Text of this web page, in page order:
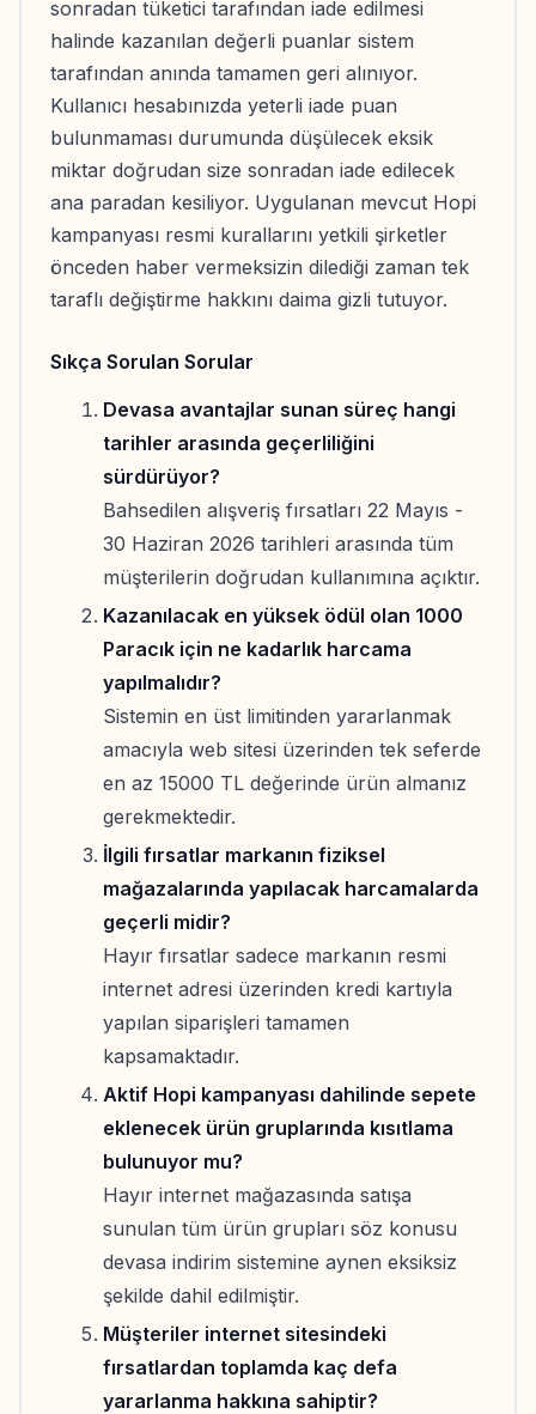
sonradan tüketici tarafından iade edilmesi
halinde kazanılan değerli puanlar sistem
tarafından anında tamamen geri alınıyor.
Kullanıcı hesabınızda yeterli iade puan
bulunmaması durumunda düşülecek eksik
miktar doğrudan size sonradan iade edilecek
ana paradan kesiliyor. Uygulanan mevcut Hopi
kampanyası resmi kurallarını yetkili şirketler
önceden haber vermeksizin dilediği zaman tek
taraflı değiştirme hakkını daima gizli tutuyor.
Sıkça Sorulan Sorular
Devasa avantajlar sunan süreç hangi
tarihler arasında geçerliliğini
sürdürüyor?
Bahsedilen alışveriş fırsatları 22 Mayıs -
30 Haziran 2026 tarihleri arasında tüm
müşterilerin doğrudan kullanımına açıktır.
Kazanılacak en yüksek ödül olan 1000
Paracık için ne kadarlık harcama
yapılmalıdır?
Sistemin en üst limitinden yararlanmak
amacıyla web sitesi üzerinden tek seferde
en az 15000 TL değerinde ürün almanız
gerekmektedir.
İlgili fırsatlar markanın fiziksel
mağazalarında yapılacak harcamalarda
geçerli midir?
Hayır fırsatlar sadece markanın resmi
internet adresi üzerinden kredi kartıyla
yapılan siparişleri tamamen
kapsamaktadır.
Aktif Hopi kampanyası dahilinde sepete
eklenecek ürün gruplarında kısıtlama
bulunuyor mu?
Hayır internet mağazasında satışa
sunulan tüm ürün grupları söz konusu
devasa indirim sistemine aynen eksiksiz
şekilde dahil edilmiştir.
Müşteriler internet sitesindeki
fırsatlardan toplamda kaç defa
yararlanma hakkına sahiptir?